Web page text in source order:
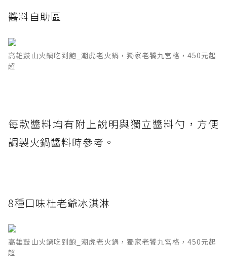
醬料自助區
高雄鼓山火鍋吃到飽_潮虎老火鍋，獨家老饕九宮格，450元起
超
每款醬料均有附上說明與獨立醬料勺，方便
調製火鍋醬料時參考。
8種口味杜老爺冰淇淋
高雄鼓山火鍋吃到飽_潮虎老火鍋，獨家老饕九宮格，450元起
超